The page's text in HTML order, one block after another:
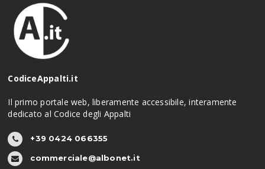
CodiceAppalti.it
Il primo portale web, liberamente accessibile, interamente
dedicato al Codice degli Appalti
+39 0424 066355
commerciale@albonet.it